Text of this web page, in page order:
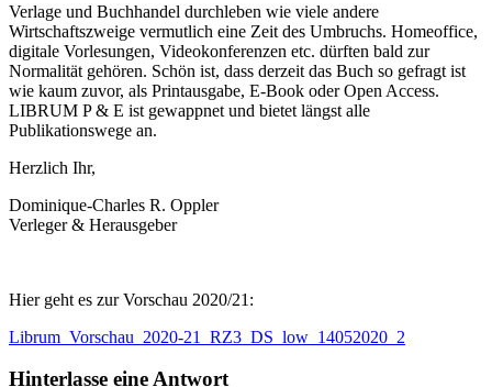
Verlage und Buchhandel durchleben wie viele andere
Wirtschaftszweige vermutlich eine Zeit des Umbruchs. Homeoffice,
digitale Vorlesungen, Videokonferenzen etc. dürften bald zur
Normalität gehören. Schön ist, dass derzeit das Buch so gefragt ist
wie kaum zuvor, als Printausgabe, E-Book oder Open Access.
LIBRUM P & E ist gewappnet und bietet längst alle
Publikationswege an.
Herzlich Ihr,
Dominique-Charles R. Oppler
Verleger & Herausgeber
Hier geht es zur Vorschau 2020/21:
Librum_Vorschau_2020-21_RZ3_DS_low_14052020_2
Hinterlasse eine Antwort